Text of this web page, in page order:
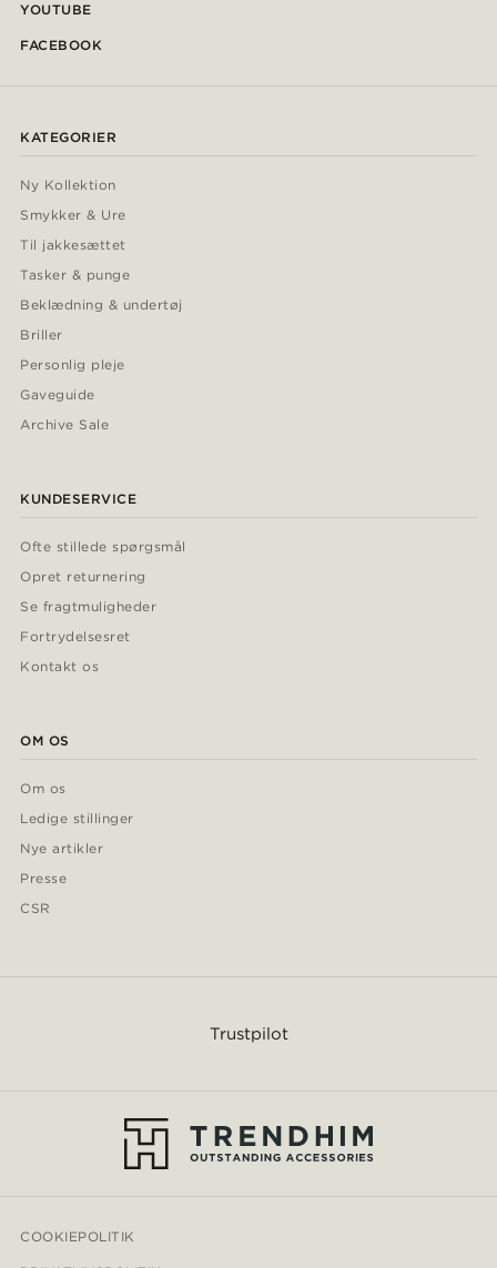
YOUTUBE
FACEBOOK
KATEGORIER
Ny Kollektion
Smykker & Ure
Til jakkesættet
Tasker & punge
Beklædning & undertøj
Briller
Personlig pleje
Gaveguide
Archive Sale
KUNDESERVICE
Ofte stillede spørgsmål
Opret returnering
Se fragtmuligheder
Fortrydelsesret
Kontakt os
OM OS
Om os
Ledige stillinger
Nye artikler
Presse
CSR
Trustpilot
COOKIEPOLITIK